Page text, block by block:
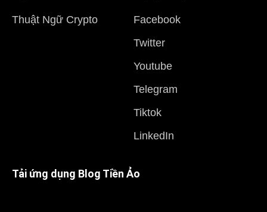
Thuật Ngữ Crypto
Facebook
Twitter
Youtube
Telegram
Tiktok
LinkedIn
Tải ứng dụng Blog Tiền Ảo